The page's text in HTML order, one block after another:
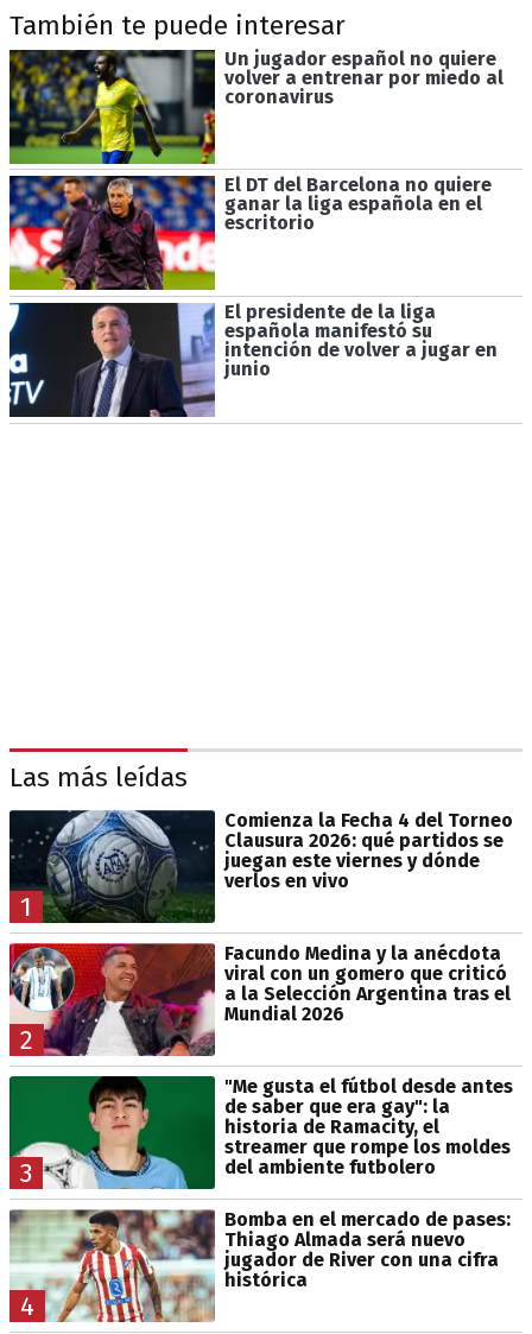
También te puede interesar
Un jugador español no quiere
volver a entrenar por miedo al
coronavirus
El DT del Barcelona no quiere
ganar la liga española en el
escritorio
El presidente de la liga
española manifestó su
intención de volver a jugar en
junio
Las más leídas
1
Comienza la Fecha 4 del Torneo
Clausura 2026: qué partidos se
juegan este viernes y dónde
verlos en vivo
2
Facundo Medina y la anécdota
viral con un gomero que criticó
a la Selección Argentina tras el
Mundial 2026
3
"Me gusta el fútbol desde antes
de saber que era gay": la
historia de Ramacity, el
streamer que rompe los moldes
del ambiente futbolero
4
Bomba en el mercado de pases:
Thiago Almada será nuevo
jugador de River con una cifra
histórica